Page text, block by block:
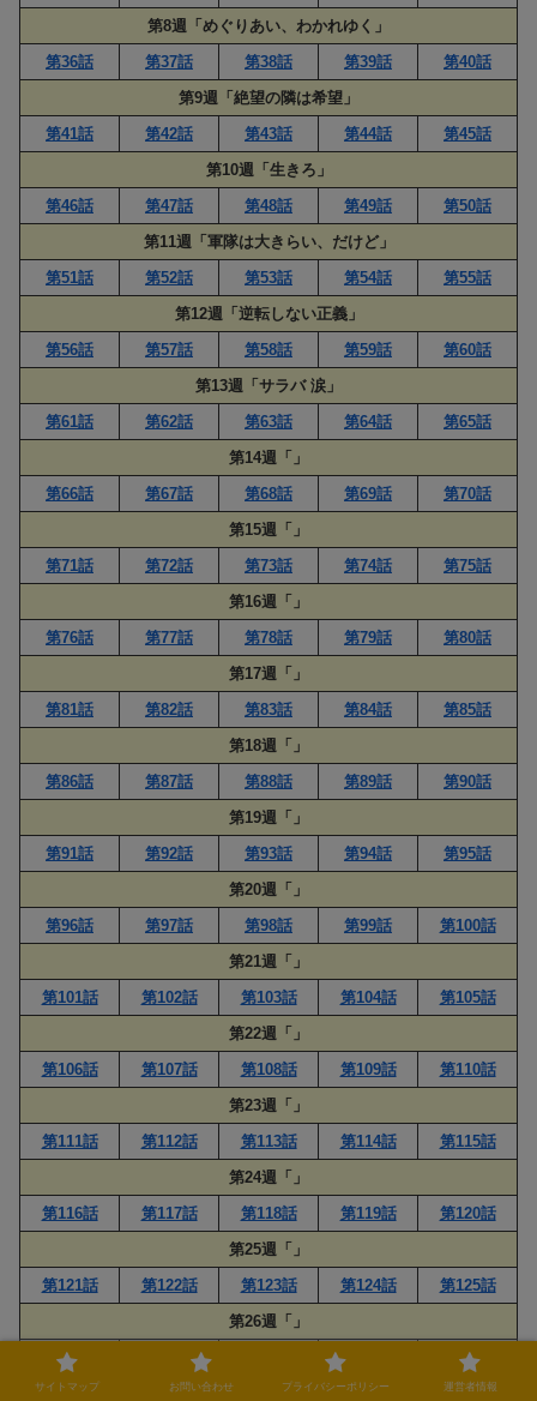
第8週「めぐりあい、わかれゆく」
第36話
第37話 第38話 第39話
第40話
第9週「絶望の隣は希望」
第41話
第42話 第43話 第44話
第45話
第10週「生きろ」
第46話
第47話 第48話 第49話
第50話
第11週「軍隊は大きらい、だけど」
第51話
第52話 第53話 第54話
第55話
第12週「逆転しない正義」
第56話
第57話 第58話 第59話
第60話
第13週「サラバ 涙」
第61話
第62話 第63話 第64話
第65話
第14週「」
第66話
第67話 第68話 第69話
第70話
第15週「」
第71話
第72話 第73話 第74話
第75話
第16週「」
第76話
第77話 第78話 第79話
第80話
第17週「」
第81話
第82話 第83話 第84話
第85話
第18週「」
第86話
第87話 第88話 第89話
第90話
第19週「」
第91話
第92話 第93話 第94話
第95話
第20週「」
第96話
第97話 第98話 第99話
第100話
第21週「」
第101話
第102話 第103話 第104話
第105話
第22週「」
第106話
第107話 第108話 第109話
第110話
第23週「」
第111話
第112話 第113話 第114話
第115話
第24週「」
第116話
第117話 第118話 第119話
第120話
第25週「」
第121話
第122話 第123話 第124話
第125話
第26週「」
第126話
第127話 第129話
第130話
第27週「」
サイトマップ お問い合わせ プライバシーポリシー 運営者情報